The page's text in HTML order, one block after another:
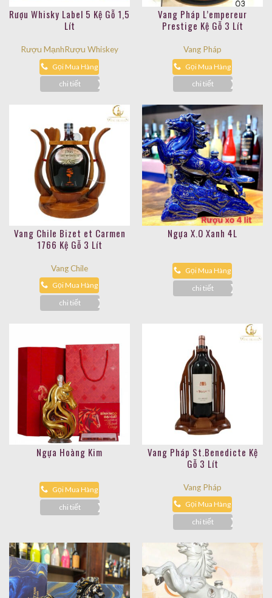
Rượu Whisky Label 5 Kệ Gỗ 1,5
Lít
Rượu MạnhRượu Whiskey
Gọi Mua Hàng
chi tiết
Vang Pháp L’empereur
Prestige Kệ Gỗ 3 Lít
Vang Pháp
Gọi Mua Hàng
chi tiết
Vang Chile Bizet et Carmen
1766 Kệ Gỗ 3 Lít
Vang Chile
Gọi Mua Hàng
chi tiết
Ngựa X.O Xanh 4L
Gọi Mua Hàng
chi tiết
Ngựa Hoàng Kim
Gọi Mua Hàng
chi tiết
Vang Pháp St.Benedicte Kệ
Gỗ 3 Lít
Vang Pháp
Gọi Mua Hàng
chi tiết